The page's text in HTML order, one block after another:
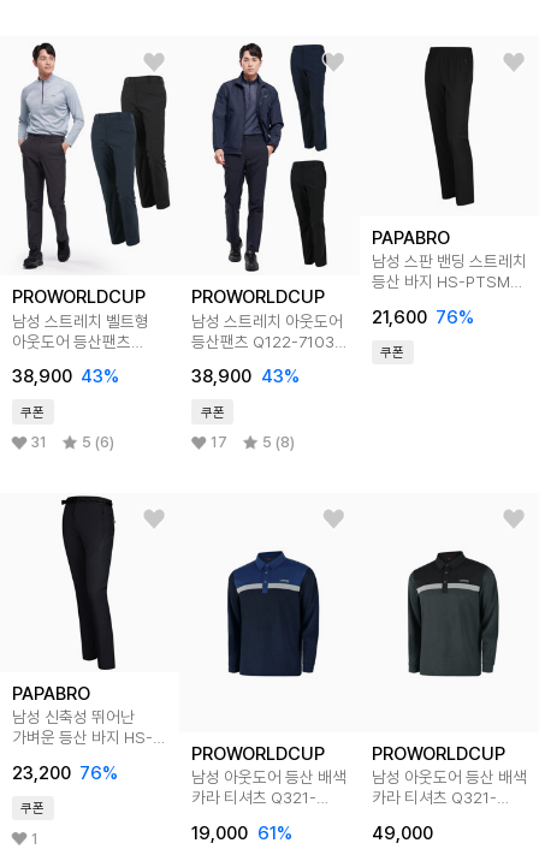
PROWORLDCUP
남성 스트레치 벨트형
아웃도어 등산팬츠
38,900 43%
쿠폰
31 5 (6)
PROWORLDCUP
남성 스트레치 아웃도어
등산팬츠 Q122-7103-
38,900 43%
쿠폰
17 5 (8)
PAPABRO
남성 스판 밴딩 스트레치
등산 바지 HS-PTSM-
21,600 76%
쿠폰
PAPABRO
남성 신축성 뛰어난
가벼운 등산 바지 HS-
23,200 76%
쿠폰
1
PROWORLDCUP
남성 아웃도어 등산 배색
카라 티셔츠 Q321-
19,000 61%
PROWORLDCUP
남성 아웃도어 등산 배색
카라 티셔츠 Q321-
49,000